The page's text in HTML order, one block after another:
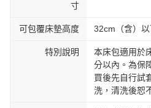
寸
可包覆床墊高度 32cm（含）
特別說明
本床包適用於
分以內。為保
買後先自行試
洗，清洗後恕